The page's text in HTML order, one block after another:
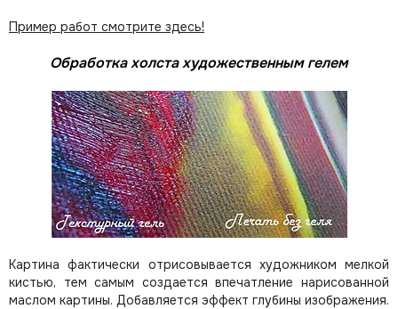
Пример работ смотрите здесь!
Обработка холста художественным гелем
Картина фактически отрисовывается художником мелкой
кистью, тем самым создается впечатление нарисованной
маслом картины. Добавляется эффект глубины изображения.